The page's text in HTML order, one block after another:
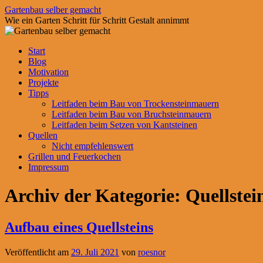
Zum
Inhalt
springen
Gartenbau selber gemacht
Wie ein Garten Schritt für Schritt Gestalt annimmt
Start
Blog
Motivation
Projekte
Tipps
Leitfaden beim Bau von Trockensteinmauern
Leitfaden beim Bau von Bruchsteinmauern
Leitfaden beim Setzen von Kantsteinen
Quellen
Nicht empfehlenswert
Grillen und Feuerkochen
Impressum
Archiv der Kategorie:
Aufbau eines Quellsteins
Veröffentlicht am 29. Juli 2021 von roesnor